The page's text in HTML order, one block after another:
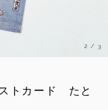
3 /3
トカード たと